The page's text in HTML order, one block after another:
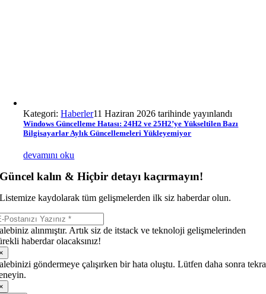
Kategori:Haberler11 Haziran 2026 tarihinde yayınlandı
Windows Güncelleme Hatası: 24H2 ve 25H2’ye Yükseltilen Bazı
Bilgisayarlar Aylık Güncellemeleri Yükleyemiyor
devamını oku
Güncel kalın & Hiçbir detayı kaçırmayın!
Listemize kaydolarak tüm gelişmelerden ilk siz haberdar olun.
alınmıştır. Artık siz de itstack ve teknoloji gelişmelerinden
haberdar olacaksınız!
göndermeye çalışırken bir hata oluştu. Lütfen daha sonra